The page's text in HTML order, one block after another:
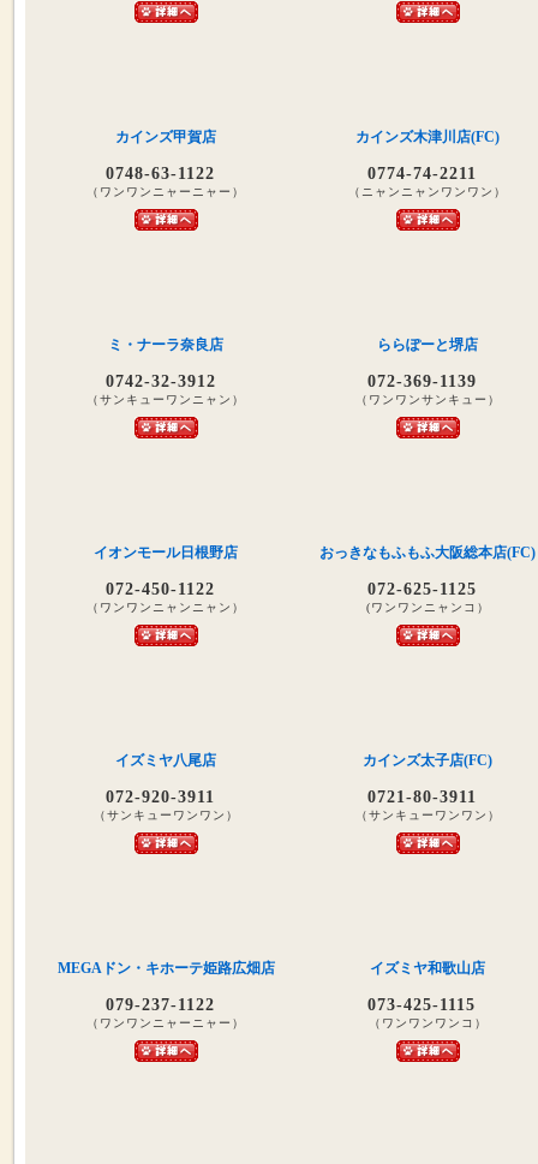
カインズ甲賀店
0748-63-1122
（ワンワンニャーニャー）
カインズ木津川店(FC)
0774-74-2211
（ニャンニャンワンワン）
ミ・ナーラ奈良店
0742-32-3912
（サンキューワンニャン）
ららぽーと堺店
072-369-1139
（ワンワンサンキュー）
イオンモール日根野店
072-450-1122
（ワンワンニャンニャン）
おっきなもふもふ大阪総本店(FC)
072-625-1125
(ワンワンニャンコ）
イズミヤ八尾店
072-920-3911
（サンキューワンワン）
カインズ太子店(FC)
0721-80-3911
（サンキューワンワン）
MEGAドン・キホーテ姫路広畑店
079-237-1122
（ワンワンニャーニャー）
イズミヤ和歌山店
073-425-1115
（ワンワンワンコ）